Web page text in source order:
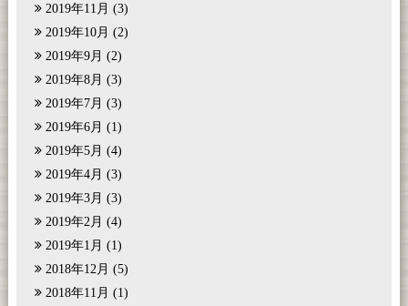
2019年11月 (3)
2019年10月 (2)
2019年9月 (2)
2019年8月 (3)
2019年7月 (3)
2019年6月 (1)
2019年5月 (4)
2019年4月 (3)
2019年3月 (3)
2019年2月 (4)
2019年1月 (1)
2018年12月 (5)
2018年11月 (1)